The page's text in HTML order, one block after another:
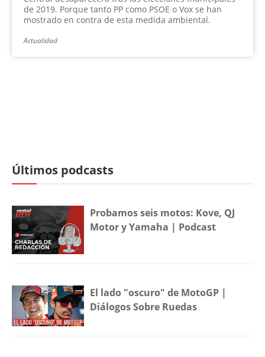
de 2019. Porque tanto PP como PSOE o Vox se han
mostrado en contra de esta medida ambiental.
Actualidad
Últimos podcasts
Probamos seis motos: Kove, QJ
Motor y Yamaha | Podcast
El lado "oscuro" de MotoGP |
Diálogos Sobre Ruedas